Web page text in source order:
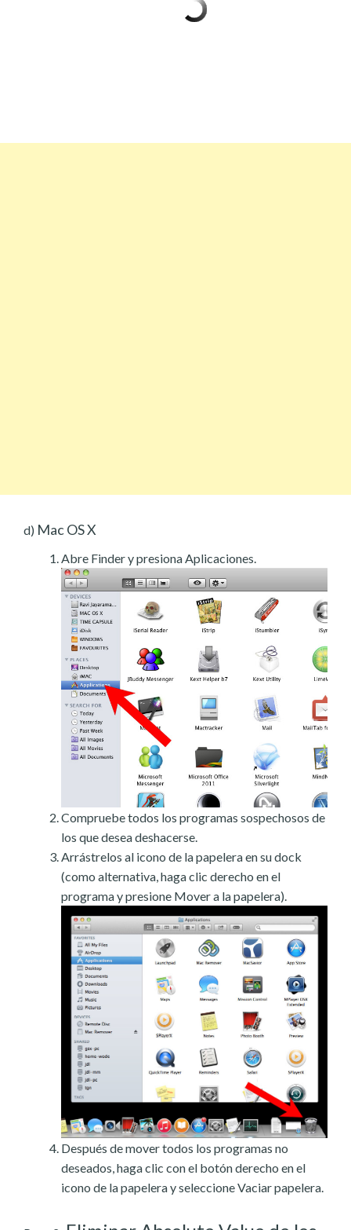
d) Mac OS X
Abre Finder y presiona Aplicaciones.
Compruebe todos los programas sospechosos de
los que desea deshacerse.
Arrástrelos al icono de la papelera en su dock
(como alternativa, haga clic derecho en el
programa y presione Mover a la papelera).
Después de mover todos los programas no
deseados, haga clic con el botón derecho en el
icono de la papelera y seleccione Vaciar papelera.